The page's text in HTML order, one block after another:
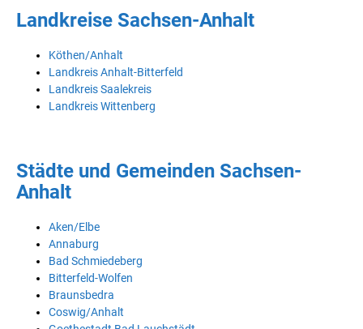
Landkreise Sachsen-Anhalt
Köthen/Anhalt
Landkreis Anhalt-Bitterfeld
Landkreis Saalekreis
Landkreis Wittenberg
Städte und Gemeinden Sachsen-
Anhalt
Aken/Elbe
Annaburg
Bad Schmiedeberg
Bitterfeld-Wolfen
Braunsbedra
Coswig/Anhalt